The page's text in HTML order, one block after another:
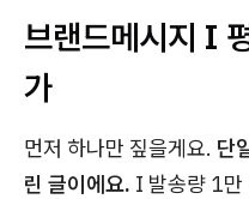
브랜드메시지 I
가
먼저 하나만 짚을게요. 단
린 글이에요. I 발송량 1만